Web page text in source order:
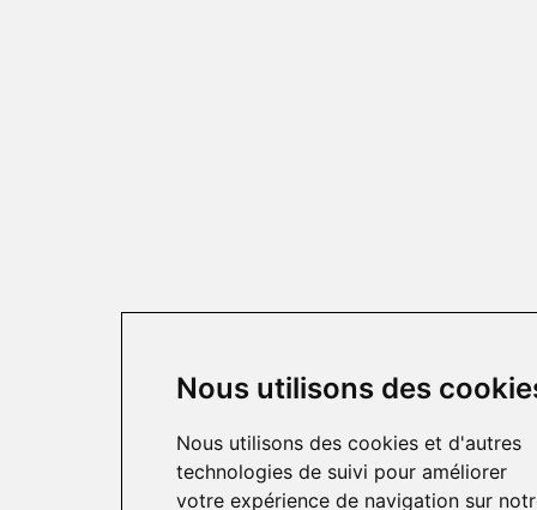
Nous utilisons des
Nous utilisons des cookies et d'autres
technologies de suivi pour améliorer
votre expérience de navigation sur